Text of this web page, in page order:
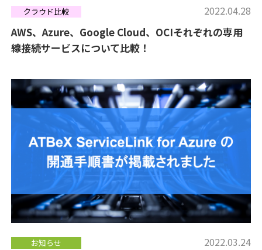
クラウド比較 2022.04.28
AWS、Azure、Google Cloud、OCIそれぞれの専用
線接続サービスについて比較！
お知らせ 2022.03.24